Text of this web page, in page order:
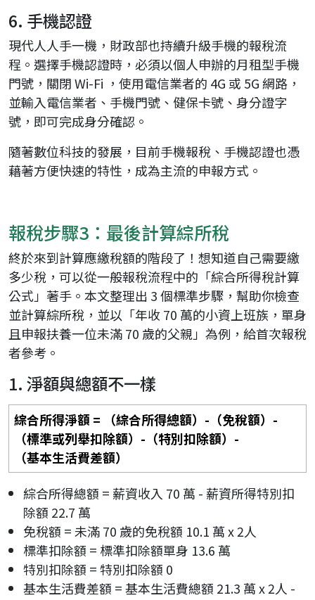
6. 手機認證
現代人人手一機，財政部也持續升級手機的報稅流
程。選擇手機認證時，必須以個人申辦的月租型手機
門號，關閉 Wi-Fi ，使用電信業者的 4G 或 5G 網路，
並輸入電信業者、手機門號、健保卡號、身分證字
號，即可完成身分確認。
隨著數位科技的發展，目前手機報稅、手機認證也憑
藉著方便快速的特性，成為主流的申報方式。
報稅步驟3：最後計算綜所稅
終於來到計算應繳稅額的階段了！想知道自己需要繳
多少稅，可以從一般報稅流程中的「綜合所得稅計算
公式」著手。本文整理出 3 個標準步驟，幫助你檢查
並計算綜所稅，並以「年收 70 萬的小資上班族，單身
且申報扶養一位未滿 70 歲的父親」為例，給首次報稅
者參考。
1. 淨額與總額不一樣
綜合所得淨額 = （綜合所得總額）-（免稅額）-
（標準或列舉扣除額）-（特別扣除額）-
（基本生活費差額）
綜合所得總額 = 薪資收入 70 萬 - 薪資所得特別扣
除額 22.7 萬
免稅額 = 未滿 70 歲的免稅額 10.1 萬 x 2人
標準扣除額 = 標準扣除額單身 13.6 萬
特別扣除額 = 特別扣除額 0
基本生活費差額 = 基本生活費總額 21.3 萬 x 2人 -